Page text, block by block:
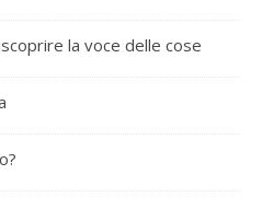
la voce delle cose